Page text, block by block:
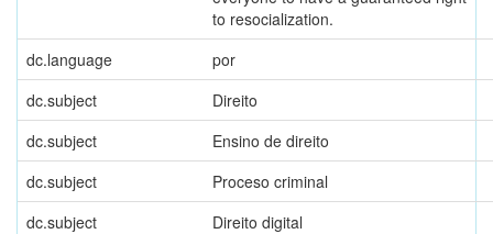
to resocialization.
dc.language
por
dc.subject
Direito
dc.subject
Ensino de direito
dc.subject
Proceso criminal
dc.subject
Direito digital